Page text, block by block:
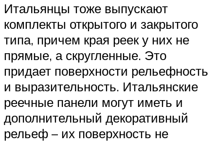
Итальянцы тоже выпускают
комплекты открытого и закрытого
типа, причем края реек у них не
прямые, а скругленные. Это
придает поверхности рельефность
и выразительность. Итальянские
реечные панели могут иметь и
дополнительный декоративный
рельеф – их поверхность не